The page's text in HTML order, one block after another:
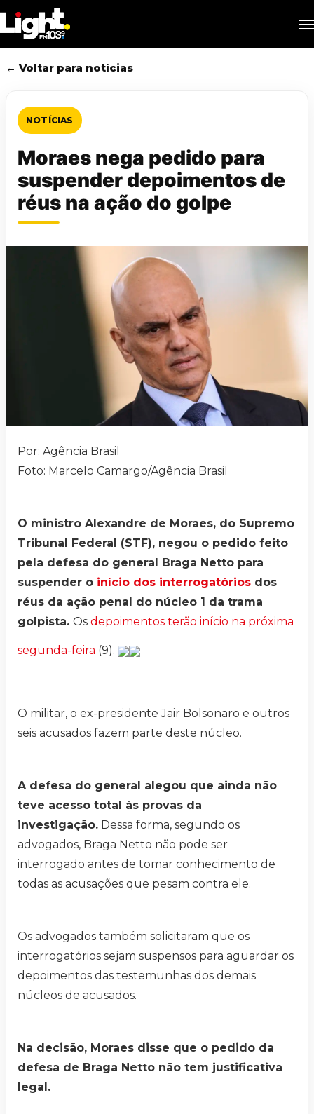
to
main
content
← Voltar para notícias
NOTÍCIAS
Moraes nega pedido para
suspender depoimentos de
réus na ação do golpe
Por: Agência Brasil
Foto: Marcelo Camargo/Agência Brasil
O ministro Alexandre de Moraes, do Supremo
Tribunal Federal (STF), negou o pedido feito
pela defesa do general Braga Netto para
suspender o início dos interrogatórios dos
réus da ação penal do núcleo 1 da trama
golpista. Os depoimentos terão início na próxima
segunda-feira (9).
O militar, o ex-presidente Jair Bolsonaro e outros
seis acusados fazem parte deste núcleo.
A defesa do general alegou que ainda não
teve acesso total às provas da
investigação. Dessa forma, segundo os
advogados, Braga Netto não pode ser
interrogado antes de tomar conhecimento de
todas as acusações que pesam contra ele.
Os advogados também solicitaram que os
interrogatórios sejam suspensos para aguardar os
depoimentos das testemunhas dos demais
núcleos de acusados.
Na decisão, Moraes disse que o pedido da
defesa de Braga Netto não tem justificativa
legal.